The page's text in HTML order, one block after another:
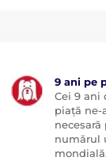
9 ani pe
Cei 9 ani
piață ne-
numărul